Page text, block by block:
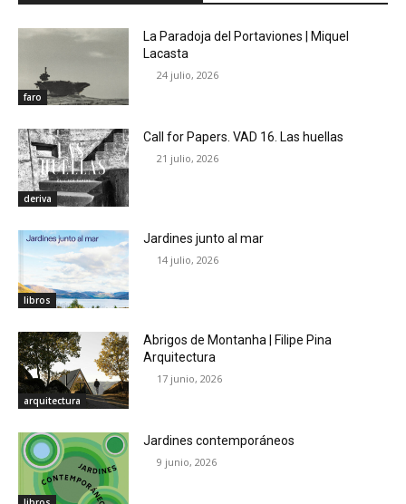
faro
La Paradoja del Portaviones | Miquel
Lacasta
24 julio, 2026
deriva
Call for Papers. VAD 16. Las huellas
21 julio, 2026
libros
Jardines junto al mar
14 julio, 2026
arquitectura
Abrigos de Montanha | Filipe Pina
Arquitectura
17 junio, 2026
Jardines contemporáneos
9 junio, 2026